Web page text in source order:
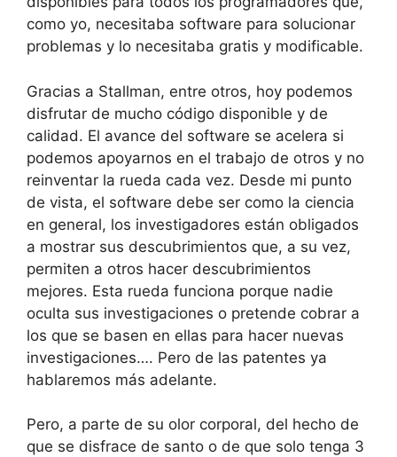
como yo, necesitaba software para solucionar
problemas y lo necesitaba gratis y modificable.
Gracias a Stallman, entre otros, hoy podemos
disfrutar de mucho código disponible y de
calidad. El avance del software se acelera si
podemos apoyarnos en el trabajo de otros y no
reinventar la rueda cada vez. Desde mi punto
de vista, el software debe ser como la ciencia
en general, los investigadores están obligados
a mostrar sus descubrimientos que, a su vez,
permiten a otros hacer descubrimientos
mejores. Esta rueda funciona porque nadie
oculta sus investigaciones o pretende cobrar a
los que se basen en ellas para hacer nuevas
investigaciones…. Pero de las patentes ya
hablaremos más adelante.
Pero, a parte de su olor corporal, del hecho de
que se disfrace de santo o de que solo tenga 3